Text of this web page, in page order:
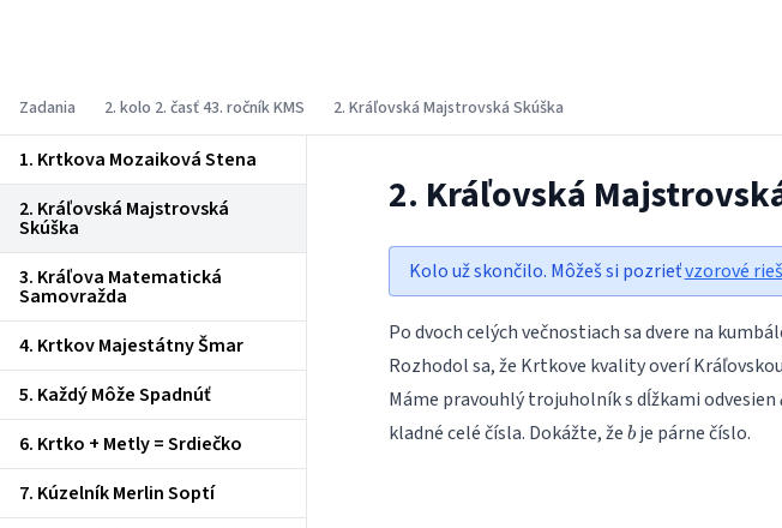
Zadania 2. kolo 2. časť 43. ročník KMS 2. Kráľovská Majstrovská Skúška
1. Krtkova Mozaiková Stena
2. Kráľovská Majstrovská
Skúška
3. Kráľova Matematická
Samovražda
4. Krtkov Majestátny Šmar
5. Každý Môže Spadnúť
6. Krtko + Metly = Srdiečko
7. Kúzelník Merlin Soptí
2. Kráľovská
Kolo už skončilo. Môžeš si pozrieťvzorové
Po dvoch celých večnostiach sa dvere na
Rozhodol sa, že Krtkove kvality overí
Máme pravouhlý trojuholník s dĺžkami odvesien
kladné celé čísla. Dokážte, že b
bje párne číslo.